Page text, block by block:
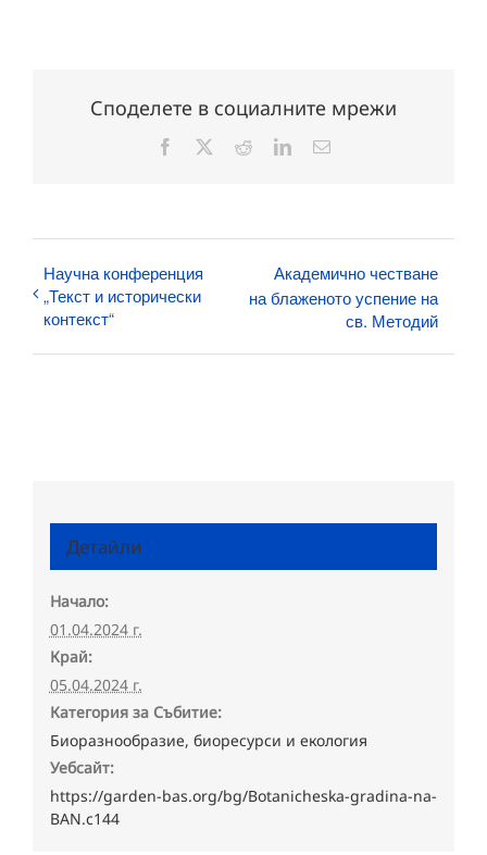
Споделете в социалните мрежи
Facebook RedditLinkedInЕлектронна
Научна конференция
„Текст и исторически
контекст“
Академично честване
на блаженото успение на
св. Методий
Детайли
Начало:
01.04.2024 г.
Край:
05.04.2024 г.
Категория за Събитие:
Биоразнообразие, биоресурси и екология
Уебсайт:
https://garden-bas.org/bg/Botanicheska-gradina-na-
BAN.c144